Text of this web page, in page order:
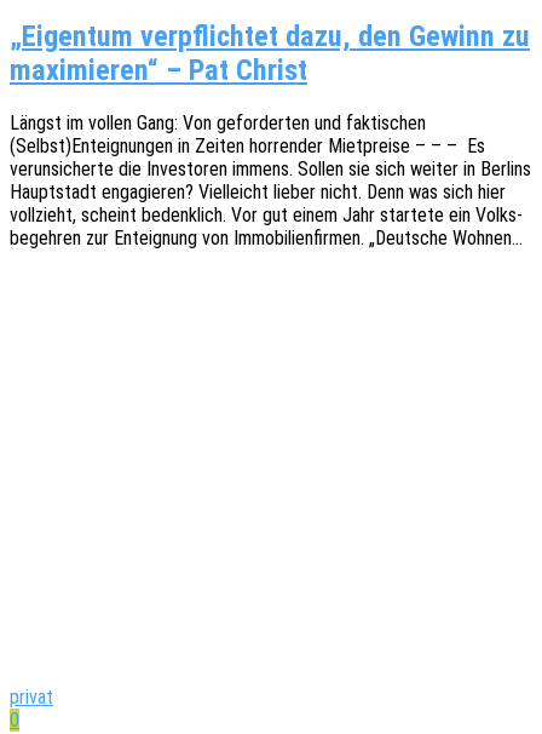
„Eigentum verpflichtet dazu, den Gewinn zu
maximieren“ – Pat Christ
Längst im vollen Gang: Von gefor­der­ten und fakti­schen
(Selbst)Enteignungen in Zeiten horren­der Miet­prei­se – – – Es
verun­si­cher­te die Inves­to­ren immens. Sollen sie sich weiter in Berlins
Haupt­stadt enga­gie­ren? Viel­leicht lieber nicht. Denn was sich hier
voll­zieht, scheint bedenk­lich. Vor gut einem Jahr star­te­te ein Volks­
be­geh­ren zur Enteig­nung von Immo­bi­li­en­fir­men. „Deut­sche Wohnen…
privat
0